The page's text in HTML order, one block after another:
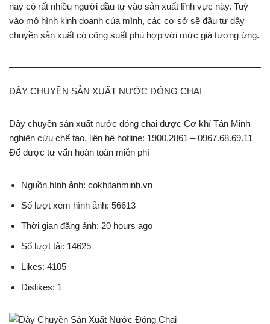
nay có rất nhiều người đầu tư vào sản xuất lĩnh vực này. Tuỳ
vào mô hình kinh doanh của mình, các cơ sở sẽ đầu tư dây
chuyền sản xuất có công suất phù hợp với mức giá tương ứng.
DÂY CHUYỀN SẢN XUẤT NƯỚC ĐÓNG CHAI
Dây chuyền sản xuất nước đóng chai được Cơ khí Tân Minh
nghiên cứu chế tạo, liên hệ hotline: 1900.2861 – 0967.68.69.11
Để được tư vấn hoàn toàn miễn phí
Nguồn hình ảnh: cokhitanminh.vn
Số lượt xem hình ảnh: 56613
Thời gian đăng ảnh: 20 hours ago
Số lượt tải: 14625
Likes: 4105
Dislikes: 1